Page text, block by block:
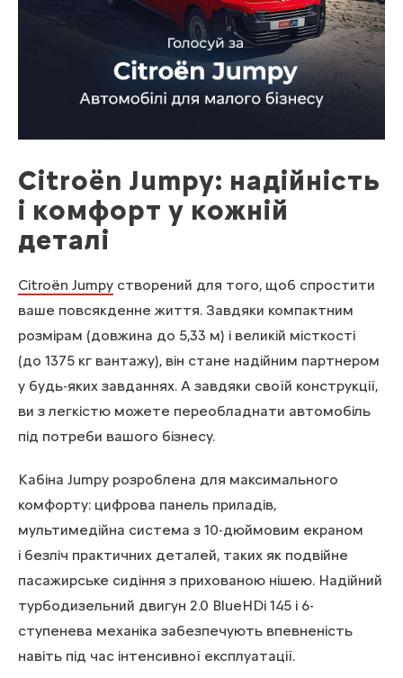
Citroën Jumpy: надійність
і комфорт у кожній
деталі
Citroën Jumpy створений для того, щоб спростити
ваше повсякденне життя. Завдяки компактним
розмірам (довжина до 5,33 м) і великій місткості
(до 1375 кг вантажу), він стане надійним партнером
у будь-яких завданнях. А завдяки своїй конструкції,
ви з легкістю можете переобладнати автомобіль
під потреби вашого бізнесу.
Кабіна Jumpy розроблена для максимального
комфорту: цифрова панель приладів,
мультимедійна система з 10-дюймовим екраном
і безліч практичних деталей, таких як подвійне
пасажирське сидіння з прихованою нішею. Надійний
турбодизельний двигун 2.0 BlueHDi 145 і 6-
ступенева механіка забезпечують впевненість
навіть під час інтенсивної експлуатації.